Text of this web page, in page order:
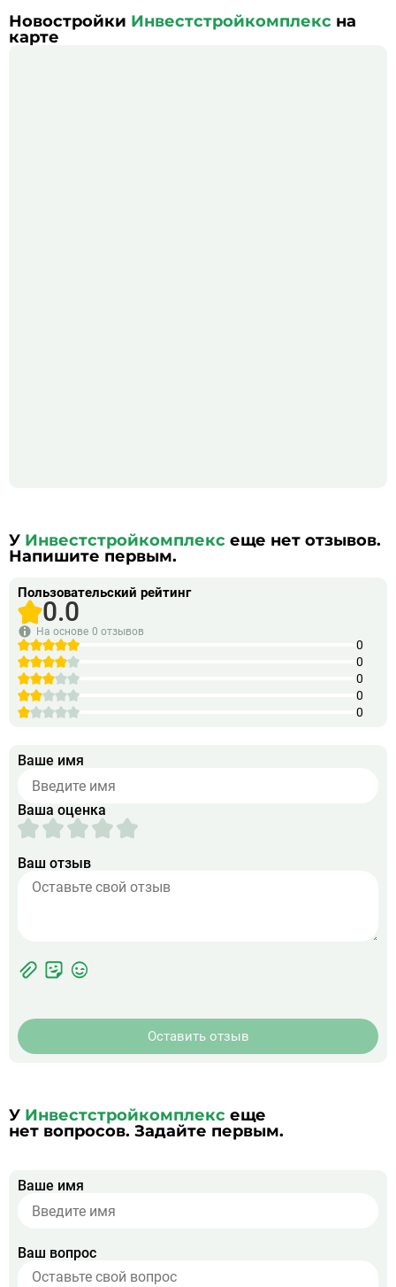
Новостройки Инвестстройкомплекс на
карте
У Инвестстройкомплекс еще нет отзывов.
Напишите первым.
Пользовательский рейтинг
0.0
На основе 0 отзывов
0
0
0
0
0
Ваше имя
Ваша оценка
Ваш отзыв
Фотографии
ЖК
Прикрепить
фото
Оставить отзыв
У Инвестстройкомплекс еще
нет вопросов. Задайте первым.
Ваше имя
Ваш вопрос